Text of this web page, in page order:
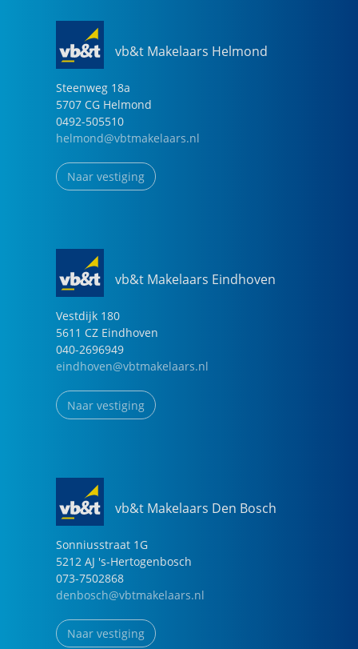
vb&t Makelaars Helmond
Steenweg 18a
5707 CG Helmond
0492-505510
helmond@vbtmakelaars.nl
Naar vestiging
vb&t Makelaars Eindhoven
Vestdijk 180
5611 CZ Eindhoven
040-2696949
eindhoven@vbtmakelaars.nl
Naar vestiging
vb&t Makelaars Den Bosch
Sonniusstraat 1G
5212 AJ 's-Hertogenbosch
073-7502868
denbosch@vbtmakelaars.nl
Naar vestiging